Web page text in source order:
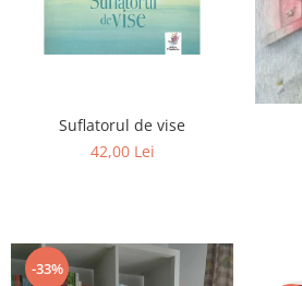
Suflatorul de vise
42,00 Lei
-33%